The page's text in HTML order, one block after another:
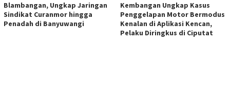
Blambangan, Ungkap Jaringan
Sindikat Curanmor hingga
Penadah di Banyuwangi
Kembangan Ungkap Kasus
Penggelapan Motor Bermodus
Kenalan di Aplikasi Kencan,
Pelaku Diringkus di Ciputat